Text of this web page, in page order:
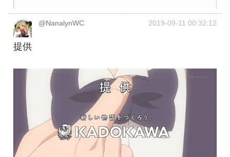
@NanalynWC 2019-09-11 00:32:12
提供 ‍